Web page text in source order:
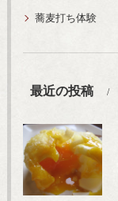
蕎麦打ち体験
最近の投稿